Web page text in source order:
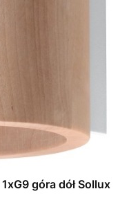
góra dół Sollux